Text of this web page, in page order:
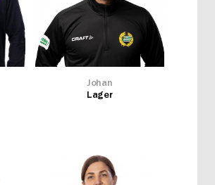
Johan
Lager